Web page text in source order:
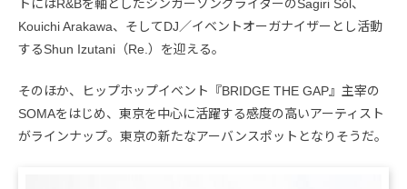
トにはR&Bを軸としたシンガーソングライターのSagiri Sól、
Kouichi Arakawa、そしてDJ／イベントオーガナイザーとし活動
するShun Izutani（Re.）を迎える。
そのほか、ヒップホップイベント『BRIDGE THE GAP』主宰の
SOMAをはじめ、東京を中心に活躍する感度の高いアーティスト
がラインナップ。東京の新たなアーバンスポットとなりそうだ。